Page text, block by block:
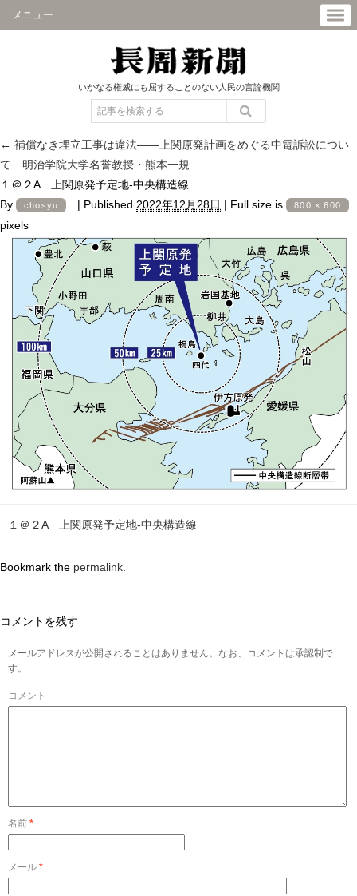
メニュー
いかなる権威にも屈することのない人民の言論機関
← 補償なき埋立工事は違法――上関原発計画をめぐる中電訴訟につい
て 明治学院大学名誉教授・熊本一規
１＠２A 上関原発予定地-中央構造線
By
chosyu | Published 2022年12月28日 | Full size is 800 × 600
pixels
１＠２A 上関原発予定地-中央構造線
Bookmark the permalink
コメントを残す
メールアドレスが公開されることはありません。なお、コメントは承認制で
す。
コメント
名前 *
メール *